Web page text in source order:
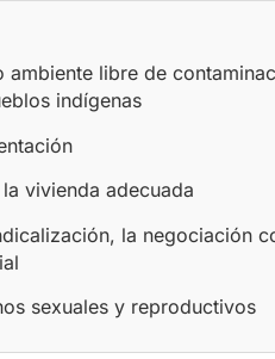
ambiente libre de
indígenas
vivienda adecuada
la negociación
sexuales y reproductivos